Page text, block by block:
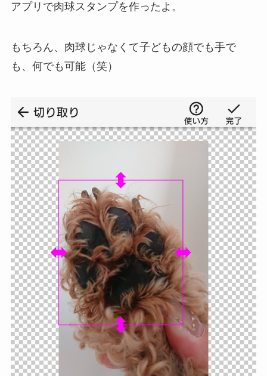
アプリで肉球スタンプを作ったよ。
もちろん、肉球じゃなくて子どもの顔でも手で
も、何でも可能（笑）